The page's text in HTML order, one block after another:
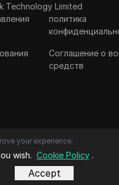
Technology Limited
политика
Соглашение о
средств
your experience.
wish. Cookie Policy .
Accept